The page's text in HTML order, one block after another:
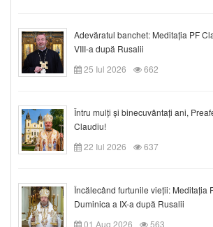
Adevăratul banchet: Meditația PF
VIII-a după Rusalii
25 Iul 2026
662
Întru mulți și binecuvântați ani,
Claudiu!
22 Iul 2026
637
Încălecând furtunile vieții: Meditația
Duminica a IX-a după Rusalii
01 Aug 2026
563